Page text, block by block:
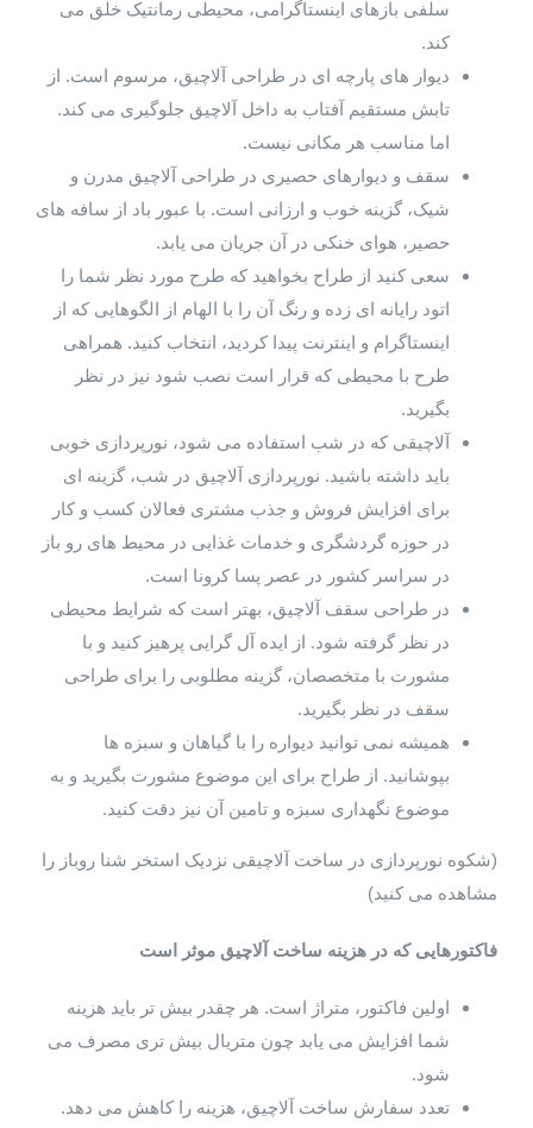
سلفی بازهای اینستاگرامی، محیطی رمانتیک خلق می
کند.
دیوار های پارچه ای در طراحی آلاچیق، مرسوم است. از
تابش مستقیم آفتاب به داخل آلاچیق جلوگیری می کند.
اما مناسب هر مکانی نیست.
سقف و دیوارهای حصیری در طراحی آلاچیق مدرن و
شیک، گزینه خوب و ارزانی است. با عبور باد از سافه های
حصیر، هوای خنکی در آن جریان می یابد.
سعی کنید از طراح بخواهید که طرح مورد نظر شما را
اتود رایانه ای زده و رنگ آن را با الهام از الگوهایی که از
اینستاگرام و اینترنت پیدا کردید، انتخاب کنید. همراهی
طرح با محیطی که قرار است نصب شود نیز در نظر
بگیرید.
آلاچیقی که در شب استفاده می شود، نورپردازی خوبی
باید داشته باشید. نورپردازی آلاچیق در شب، گزینه ای
برای افزایش فروش و جذب مشتری فعالان کسب و کار
در حوزه گردشگری و خدمات غذایی در محیط های رو باز
در سراسر کشور در عصر پسا کرونا است.
در طراحی سقف آلاچیق، بهتر است که شرایط محیطی
در نظر گرفته شود. از ایده آل گرایی پرهیز کنید و با
مشورت با متخصصان، گزینه مطلوبی را برای طراحی
سقف در نظر بگیرید.
همیشه نمی توانید دیواره را با گیاهان و سبزه ها
بپوشانید. از طراح برای این موضوع مشورت بگیرید و به
موضوع نگهداری سبزه و تامین آن نیز دقت کنید.
(شکوه نورپردازی در ساخت آلاچیقی نزدیک استخر شنا روباز را
مشاهده می کنید)
فاکتورهایی که در هزینه ساخت آلاچیق موثر است
اولین فاکتور، متراژ است. هر چقدر بیش تر باید هزینه
شما افزایش می یابد چون متریال بیش تری مصرف می
شود.
تعدد سفارش ساخت آلاچیق، هزینه را کاهش می دهد.